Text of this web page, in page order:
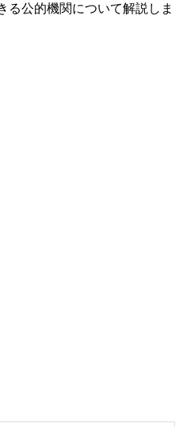
る公的機関について解説しま